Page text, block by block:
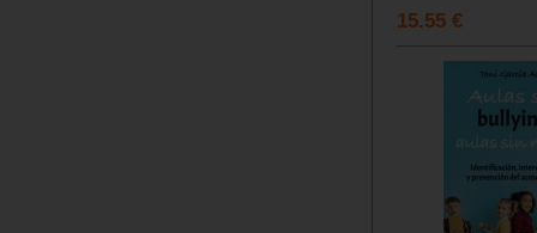
15.55 €